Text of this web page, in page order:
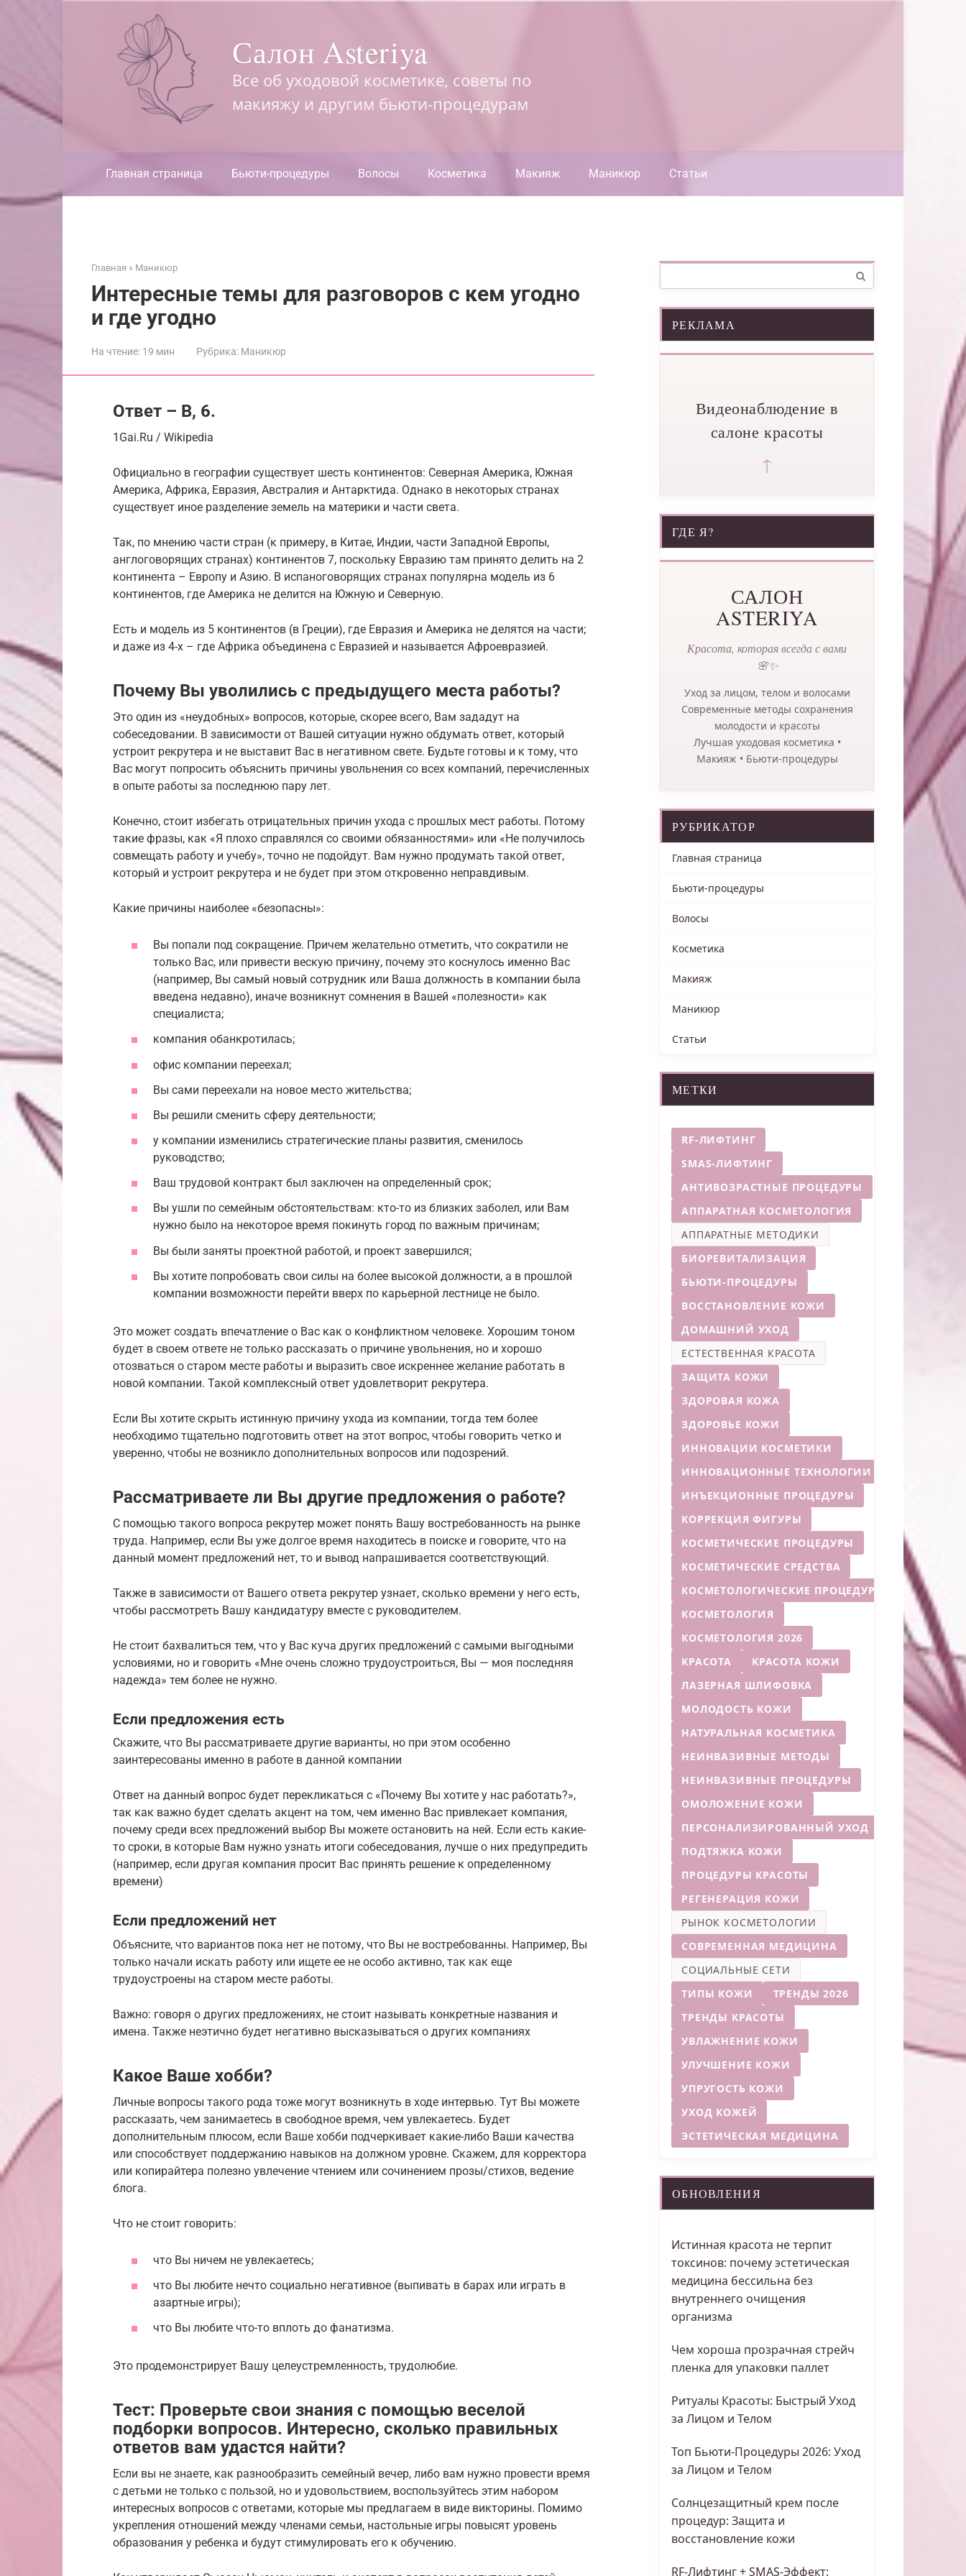
Салон Asteriya
Все об уходовой косметике, советы по
макияжу и другим бьюти-процедурам
Главная страница Бьюти-процедуры Волосы Косметика Макияж Маникюр Статьи
Главная » Маникюр
Интересные темы для разговоров с кем угодно
и где угодно
На чтение: 19 мин Рубрика: Маникюр
Ответ – В, 6.
1Gai.Ru / Wikipedia
Официально в географии существует шесть континентов: Северная Америка, Южная
Америка, Африка, Евразия, Австралия и Антарктида. Однако в некоторых странах
существует иное разделение земель на материки и части света.
Так, по мнению части стран (к примеру, в Китае, Индии, части Западной Европы,
англоговорящих странах) континентов 7, поскольку Евразию там принято делить на 2
континента – Европу и Азию. В испаноговорящих странах популярна модель из 6
континентов, где Америка не делится на Южную и Северную.
Есть и модель из 5 континентов (в Греции), где Евразия и Америка не делятся на части;
и даже из 4-х – где Африка объединена с Евразией и называется Афроевразией.
Почему Вы уволились с предыдущего места работы?
Это один из «неудобных» вопросов, которые, скорее всего, Вам зададут на
собеседовании. В зависимости от Вашей ситуации нужно обдумать ответ, который
устроит рекрутера и не выставит Вас в негативном свете. Будьте готовы и к тому, что
Вас могут попросить объяснить причины увольнения со всех компаний, перечисленных
в опыте работы за последнюю пару лет.
Конечно, стоит избегать отрицательных причин ухода с прошлых мест работы. Потому
такие фразы, как «Я плохо справлялся со своими обязанностями» или «Не получилось
совмещать работу и учебу», точно не подойдут. Вам нужно продумать такой ответ,
который и устроит рекрутера и не будет при этом откровенно неправдивым.
Какие причины наиболее «безопасны»:
Вы попали под сокращение. Причем желательно отметить, что сократили не
только Вас, или привести вескую причину, почему это коснулось именно Вас
(например, Вы самый новый сотрудник или Ваша должность в компании была
введена недавно), иначе возникнут сомнения в Вашей «полезности» как
специалиста;
компания обанкротилась;
офис компании переехал;
Вы сами переехали на новое место жительства;
Вы решили сменить сферу деятельности;
у компании изменились стратегические планы развития, сменилось
руководство;
Ваш трудовой контракт был заключен на определенный срок;
Вы ушли по семейным обстоятельствам: кто-то из близких заболел, или Вам
нужно было на некоторое время покинуть город по важным причинам;
Вы были заняты проектной работой, и проект завершился;
Вы хотите попробовать свои силы на более высокой должности, а в прошлой
компании возможности перейти вверх по карьерной лестнице не было.
Это может создать впечатление о Вас как о конфликтном человеке. Хорошим тоном
будет в своем ответе не только рассказать о причине увольнения, но и хорошо
отозваться о старом месте работы и выразить свое искреннее желание работать в
новой компании. Такой комплексный ответ удовлетворит рекрутера.
Если Вы хотите скрыть истинную причину ухода из компании, тогда тем более
необходимо тщательно подготовить ответ на этот вопрос, чтобы говорить четко и
уверенно, чтобы не возникло дополнительных вопросов или подозрений.
Рассматриваете ли Вы другие предложения о работе?
С помощью такого вопроса рекрутер может понять Вашу востребованность на рынке
труда. Например, если Вы уже долгое время находитесь в поиске и говорите, что на
данный момент предложений нет, то и вывод напрашивается соответствующий.
Также в зависимости от Вашего ответа рекрутер узнает, сколько времени у него есть,
чтобы рассмотреть Вашу кандидатуру вместе с руководителем.
Не стоит бахвалиться тем, что у Вас куча других предложений с самыми выгодными
условиями, но и говорить «Мне очень сложно трудоустроиться, Вы — моя последняя
надежда» тем более не нужно.
Если предложения есть
Скажите, что Вы рассматриваете другие варианты, но при этом особенно
заинтересованы именно в работе в данной компании
Ответ на данный вопрос будет перекликаться с «Почему Вы хотите у нас работать?»,
так как важно будет сделать акцент на том, чем именно Вас привлекает компания,
почему среди всех предложений выбор Вы можете остановить на ней. Если есть какие-
то сроки, в которые Вам нужно узнать итоги собеседования, лучше о них предупредить
(например, если другая компания просит Вас принять решение к определенному
времени)
Если предложений нет
Объясните, что вариантов пока нет не потому, что Вы не востребованны. Например, Вы
только начали искать работу или ищете ее не особо активно, так как еще
трудоустроены на старом месте работы.
Важно: говоря о других предложениях, не стоит называть конкретные названия и
имена. Также неэтично будет негативно высказываться о других компаниях
Какое Ваше хобби?
Личные вопросы такого рода тоже могут возникнуть в ходе интервью. Тут Вы можете
рассказать, чем занимаетесь в свободное время, чем увлекаетесь. Будет
дополнительным плюсом, если Ваше хобби подчеркивает какие-либо Ваши качества
или способствует поддержанию навыков на должном уровне. Скажем, для корректора
или копирайтера полезно увлечение чтением или сочинением прозы/стихов, ведение
блога.
Что не стоит говорить:
что Вы ничем не увлекаетесь;
что Вы любите нечто социально негативное (выпивать в барах или играть в
азартные игры);
что Вы любите что-то вплоть до фанатизма.
Это продемонстрирует Вашу целеустремленность, трудолюбие.
Тест: Проверьте свои знания с помощью веселой
подборки вопросов. Интересно, сколько правильных
ответов вам удастся найти?
Если вы не знаете, как разнообразить семейный вечер, либо вам нужно провести время
с детьми не только с пользой, но и удовольствием, воспользуйтесь этим набором
интересных вопросов с ответами, которые мы предлагаем в виде викторины. Помимо
укрепления отношений между членами семьи, настольные игры повысят уровень
образования у ребенка и будут стимулировать его к обучению.
РЕКЛАМА
Видеонаблюдение в
салоне красоты
↑
ГДЕ Я?
САЛОН
ASTERIYA
Красота, которая всегда с вами
🌸✨
Уход за лицом, телом и волосами
Современные методы сохранения
молодости и красоты
Лучшая уходовая косметика •
Макияж • Бьюти-процедуры
РУБРИКАТОР
Главная страница
Бьюти-процедуры
Волосы
Косметика
Макияж
Маникюр
Статьи
МЕТКИ
RF-ЛИФТИНГ
SMAS-ЛИФТИНГ
АНТИВОЗРАСТНЫЕ ПРОЦЕДУРЫ
АППАРАТНАЯ КОСМЕТОЛОГИЯ
АППАРАТНЫЕ МЕТОДИКИ
БИОРЕВИТАЛИЗАЦИЯ
БЬЮТИ-ПРОЦЕДУРЫ
ВОССТАНОВЛЕНИЕ КОЖИ
ДОМАШНИЙ УХОД
ЕСТЕСТВЕННАЯ КРАСОТА
ЗАЩИТА КОЖИ
ЗДОРОВАЯ КОЖА
ЗДОРОВЬЕ КОЖИ
ИННОВАЦИИ КОСМЕТИКИ
ИННОВАЦИОННЫЕ ТЕХНОЛОГИИ
ИНЪЕКЦИОННЫЕ ПРОЦЕДУРЫ
КОРРЕКЦИЯ ФИГУРЫ
КОСМЕТИЧЕСКИЕ ПРОЦЕДУРЫ
КОСМЕТИЧЕСКИЕ СРЕДСТВА
КОСМЕТОЛОГИЧЕСКИЕ ПРОЦЕДУРЫ
КОСМЕТОЛОГИЯ
КОСМЕТОЛОГИЯ 2026
КРАСОТА
КРАСОТА КОЖИ
ЛАЗЕРНАЯ ШЛИФОВКА
МОЛОДОСТЬ КОЖИ
НАТУРАЛЬНАЯ КОСМЕТИКА
НЕИНВАЗИВНЫЕ МЕТОДЫ
НЕИНВАЗИВНЫЕ ПРОЦЕДУРЫ
ОМОЛОЖЕНИЕ КОЖИ
ПЕРСОНАЛИЗИРОВАННЫЙ УХОД
ПОДТЯЖКА КОЖИ
ПРОЦЕДУРЫ КРАСОТЫ
РЕГЕНЕРАЦИЯ КОЖИ
РЫНОК КОСМЕТОЛОГИИ
СОВРЕМЕННАЯ МЕДИЦИНА
СОЦИАЛЬНЫЕ СЕТИ
ТИПЫ КОЖИ
ТРЕНДЫ 2026
ТРЕНДЫ КРАСОТЫ
УВЛАЖНЕНИЕ КОЖИ
УЛУЧШЕНИЕ КОЖИ
УПРУГОСТЬ КОЖИ
УХОД КОЖЕЙ
ЭСТЕТИЧЕСКАЯ МЕДИЦИНА
ОБНОВЛЕНИЯ
Истинная красота не терпит
токсинов: почему эстетическая
медицина бессильна без
внутреннего очищения
организма
Чем хороша прозрачная стрейч
пленка для упаковки паллет
Ритуалы Красоты: Быстрый Уход
за Лицом и Телом
Топ Бьюти-Процедуры 2026: Уход
за Лицом и Телом
Солнцезащитный крем после
процедур: Защита и
восстановление кожи
RF-Лифтинг + SMAS-Эффект: